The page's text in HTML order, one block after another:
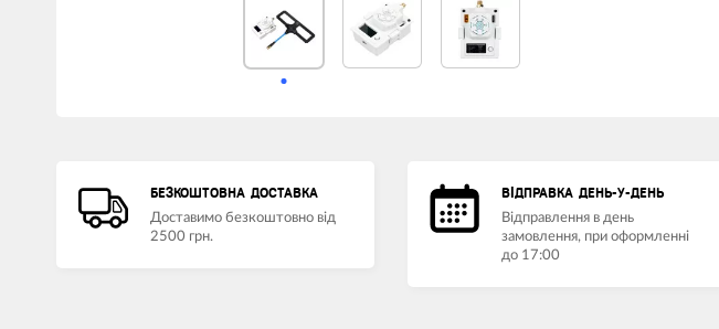
БЕЗКОШТОВНА ДОСТАВКА
Доставимо безкоштовно від
2500 грн.
ВІДПРАВКА ДЕНЬ-У-ДЕНЬ
Відправлення в день
замовлення, при оформленні
до 17:00